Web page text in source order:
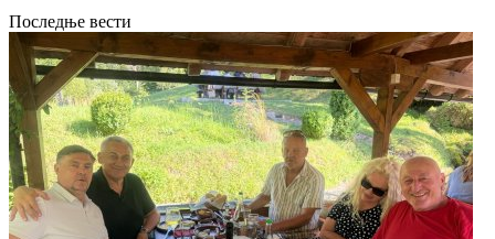
Последње вести